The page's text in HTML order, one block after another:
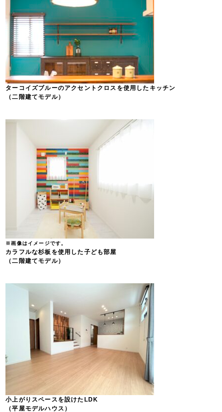
ターコイズブルーのアクセントクロスを使用したキッチン
（二階建てモデル）
※画像はイメージです。
カラフルな杉板を使用した子ども部屋
（二階建てモデル）
小上がりスペースを設けたLDK
（平屋モデルハウス）